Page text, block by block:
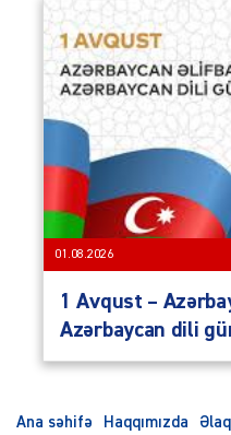
01.08.2026
1 Avqust –
Azərbaycan dili
Ana səhifə Haqqımızda